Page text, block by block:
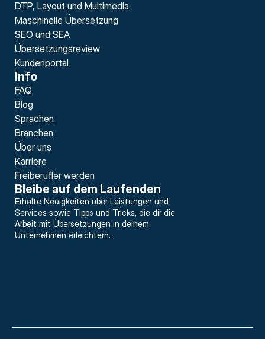
DTP, Layout und Multimedia
Maschinelle Übersetzung
SEO und SEA
Übersetzungsreview
Kundenportal
Info
FAQ
Blog
Sprachen
Branchen
Über uns
Karriere
Freiberufler werden
Bleibe auf dem Laufenden
Erhalte Neuigkeiten über Leistungen und
Services sowie Tipps und Tricks, die dir die
Arbeit mit Übersetzungen in deinem
Unternehmen erleichtern.